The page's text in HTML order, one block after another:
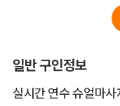
일반 구인정보
실시간 연수 슈얼마